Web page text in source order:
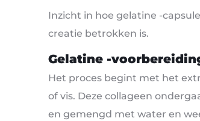
Inzicht in hoe gelatine -
creatie betrokken is.
Gelatine -
Het proces begint met het
of vis. Deze collageen
en gemengd met water en